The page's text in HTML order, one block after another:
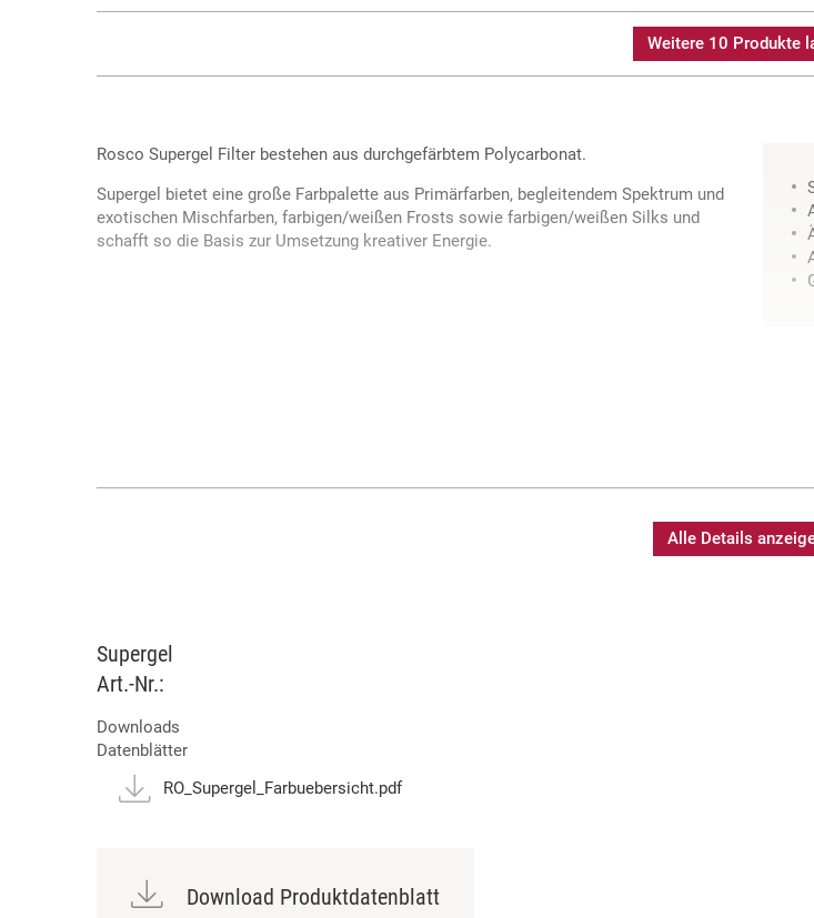
Weitere 10 Produkte
Rosco Supergel Filter bestehen aus durchgefärbtem Polycarbonat.
Supergel bietet eine große Farbpalette aus Primärfarben, begleitendem Spektrum und
exotischen Mischfarben, farbigen/weißen Frosts sowie farbigen/weißen Silks und
schafft so die Basis zur Umsetzung kreativer Energie.
Alle Details
Supergel
Art.-Nr.:
Downloads
Datenblätter
RO_Supergel_Farbuebersicht.pdf
Download Produktdatenblatt